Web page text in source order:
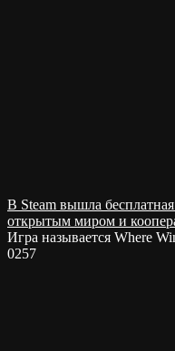
В Steam вышла
открытым миром и
Игра называется Where
0257